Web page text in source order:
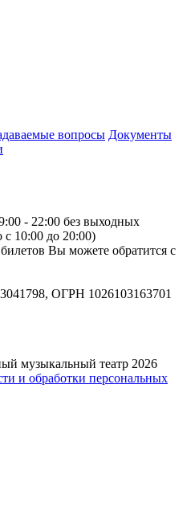
вопросы Документы
- 22:00 без выходных
с 10:00 до 20:00)
Вы можете обратится с
ОГРН 1026103163701
музыкальный театр 2026
и обработки персональных